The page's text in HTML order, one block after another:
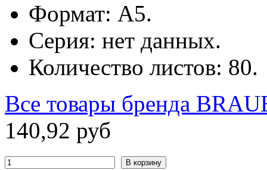
Формат: А5.
Серия: нет данных.
Количество листов: 80.
Все товары бренда
140,92 руб
В корзину